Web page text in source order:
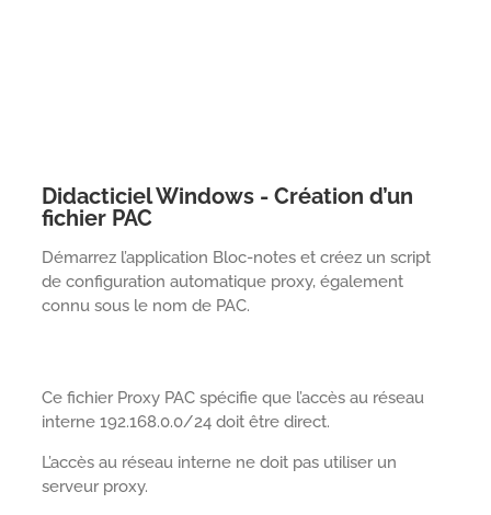
Didacticiel Windows - Création d’un
fichier PAC
Démarrez l’application Bloc-notes et créez un script
de configuration automatique proxy, également
connu sous le nom de PAC.
Ce fichier Proxy PAC spécifie que l’accès au réseau
interne 192.168.0.0/24 doit être direct.
L’accès au réseau interne ne doit pas utiliser un
serveur proxy.